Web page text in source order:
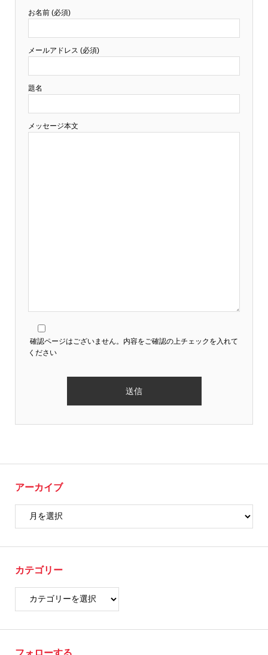
お名前 (必須)
メールアドレス (必須)
題名
メッセージ本文
確認ページはございません。内容をご確認の上チェックを入れて
ください
アーカイブ
カテゴリー